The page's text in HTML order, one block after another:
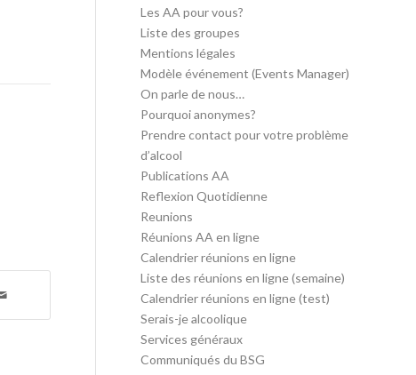
Les AA pour vous?
Liste des groupes
Mentions légales
Modèle événement (Events Manager)
On parle de nous…
Pourquoi anonymes?
Prendre contact pour votre problème
d’alcool
Publications AA
Reflexion Quotidienne
Reunions
Réunions AA en ligne
Calendrier réunions en ligne
Liste des réunions en ligne (semaine)
Calendrier réunions en ligne (test)
Serais-je alcoolique
Services généraux
Communiqués du BSG